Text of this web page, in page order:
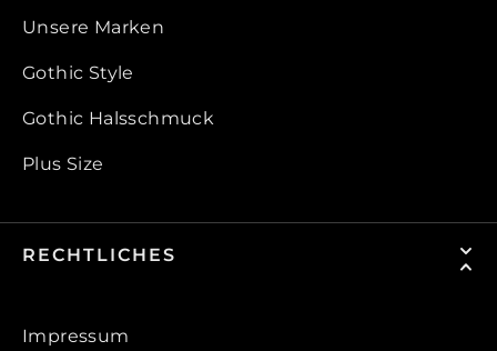
Unsere Marken
Gothic Style
Gothic Halsschmuck
Plus Size
RECHTLICHES
Impressum